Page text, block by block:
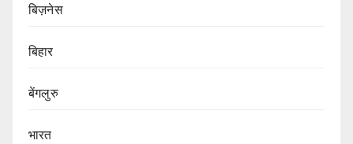
बिज़नेस
बिहार
बेंगलुरु
भारत